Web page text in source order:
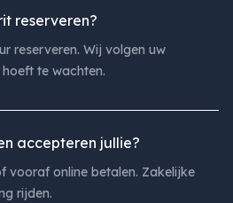
reserveren?
reserveren. Wij volgen uw
te wachten.
accepteren jullie?
vooraf online betalen. Zakelijke
rijden.